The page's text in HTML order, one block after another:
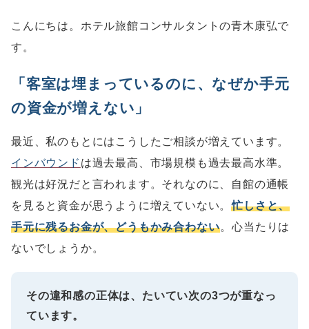
こんにちは。ホテル旅館コンサルタントの青木康弘で
す。
「客室は埋まっているのに、なぜか手元
の資金が増えない」
最近、私のもとにはこうしたご相談が増えています。
インバウンド は過去最高、市場規模も過去最高水準。
観光は好況だと言われます。それなのに、自館の通帳
を見ると資金が思うように増えていない。忙しさと、
手元に残るお金が、どうもかみ合わない。心当たりは
ないでしょうか。
その違和感の正体は、たいてい次の3つが重なっ
ています。